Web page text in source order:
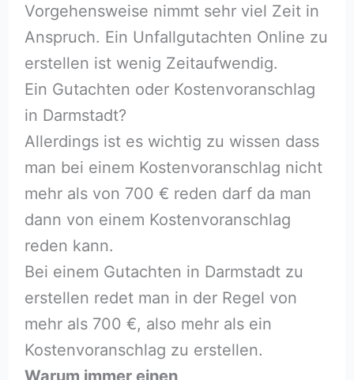
Vorgehensweise nimmt sehr viel Zeit in
Anspruch. Ein Unfallgutachten Online zu
erstellen ist wenig Zeitaufwendig.
Ein Gutachten oder Kostenvoranschlag
in Darmstadt?
Allerdings ist es wichtig zu wissen dass
man bei einem Kostenvoranschlag nicht
mehr als von 700 € reden darf da man
dann von einem Kostenvoranschlag
reden kann.
Bei einem Gutachten in Darmstadt zu
erstellen redet man in der Regel von
mehr als 700 €, also mehr als ein
Kostenvoranschlag zu erstellen.
Warum immer einen